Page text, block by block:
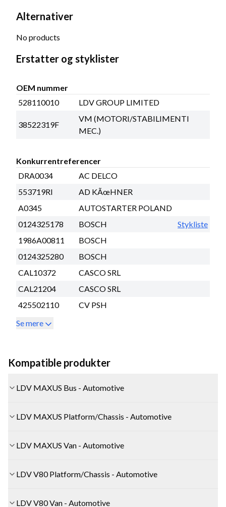
Alternativer
No products
Erstatter og styklister
OEM nummer
528110010
LDV GROUP LIMITED
38522319F
VM (MOTORI/STABILIMENTI
MEC.)
Konkurrentreferencer
DRA0034
AC DELCO
553719RI
AD KÃœHNER
A0345
AUTOSTARTER POLAND
0124325178
BOSCH
Stykliste
1986A00811
BOSCH
0124325280
BOSCH
CAL10372
CASCO SRL
CAL21204
CASCO SRL
425502110
CV PSH
Se mere
Kompatible produkter
LDV MAXUS Bus - Automotive
LDV MAXUS Platform/Chassis - Automotive
LDV MAXUS Van - Automotive
LDV V80 Platform/Chassis - Automotive
LDV V80 Van - Automotive